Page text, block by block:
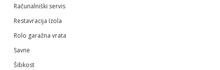
Računalniški servis
Restavracija Izola
Rolo garažna vrata
Savne
Šibkost